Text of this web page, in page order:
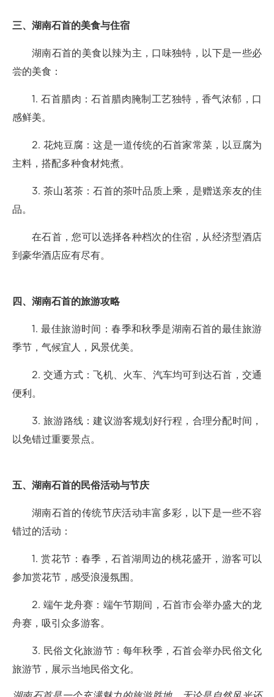
三、湖南石首的美食与住宿
湖南石首的美食以辣为主，口味独特，以下是一些必
尝的美食：
1. 石首腊肉：石首腊肉腌制工艺独特，香气浓郁，口
感鲜美。
2. 花炖豆腐：这是一道传统的石首家常菜，以豆腐为
主料，搭配多种食材炖煮。
3. 茶山茗茶：石首的茶叶品质上乘，是赠送亲友的佳
品。
在石首，您可以选择各种档次的住宿，从经济型酒店
到豪华酒店应有尽有。
四、湖南石首的旅游攻略
1. 最佳旅游时间：春季和秋季是湖南石首的最佳旅游
季节，气候宜人，风景优美。
2. 交通方式：飞机、火车、汽车均可到达石首，交通
便利。
3. 旅游路线：建议游客规划好行程，合理分配时间，
以免错过重要景点。
五、湖南石首的民俗活动与节庆
湖南石首的传统节庆活动丰富多彩，以下是一些不容
错过的活动：
1. 赏花节：春季，石首湖周边的桃花盛开，游客可以
参加赏花节，感受浪漫氛围。
2. 端午龙舟赛：端午节期间，石首市会举办盛大的龙
舟赛，吸引众多游客。
3. 民俗文化旅游节：每年秋季，石首会举办民俗文化
旅游节，展示当地民俗文化。